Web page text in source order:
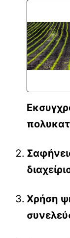
Χρήση